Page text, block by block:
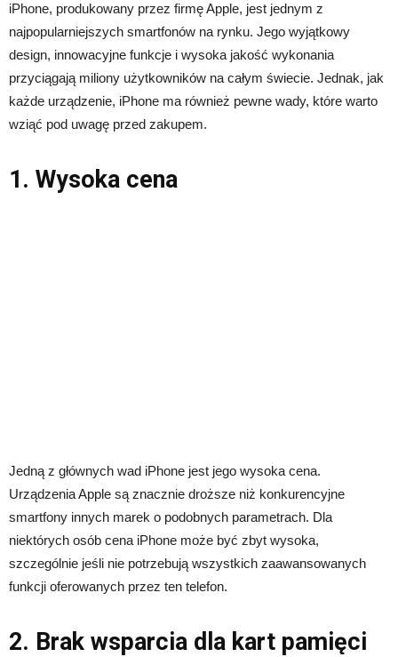
iPhone, produkowany przez firmę Apple, jest jednym z
najpopularniejszych smartfonów na rynku. Jego wyjątkowy
design, innowacyjne funkcje i wysoka jakość wykonania
przyciągają miliony użytkowników na całym świecie. Jednak, jak
każde urządzenie, iPhone ma również pewne wady, które warto
wziąć pod uwagę przed zakupem.
1. Wysoka cena
Jedną z głównych wad iPhone jest jego wysoka cena.
Urządzenia Apple są znacznie droższe niż konkurencyjne
smartfony innych marek o podobnych parametrach. Dla
niektórych osób cena iPhone może być zbyt wysoka,
szczególnie jeśli nie potrzebują wszystkich zaawansowanych
funkcji oferowanych przez ten telefon.
2. Brak wsparcia dla kart pamięci